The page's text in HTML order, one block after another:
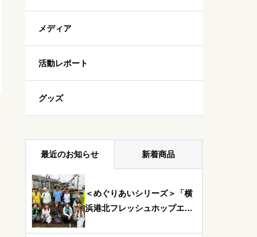
メディア
活動レポート
グッズ
最近のお知らせ 新着商品
＜めぐりあいシリーズ＞「横
浜港北フレッシュホップエー